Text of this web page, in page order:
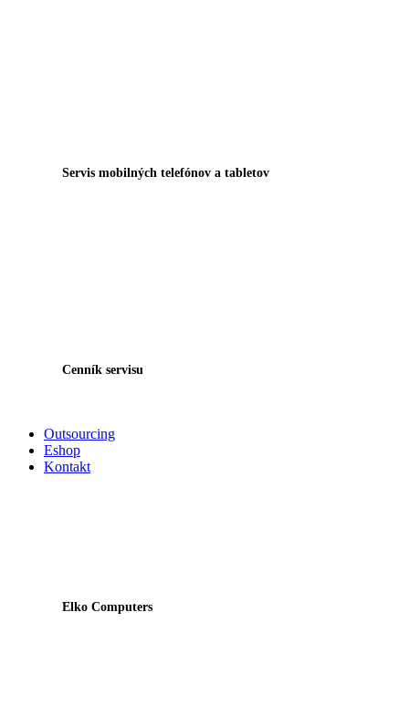
Servis mobilných telefónov a tabletov
Cenník servisu
Outsourcing
Eshop
Kontakt
Elko Computers